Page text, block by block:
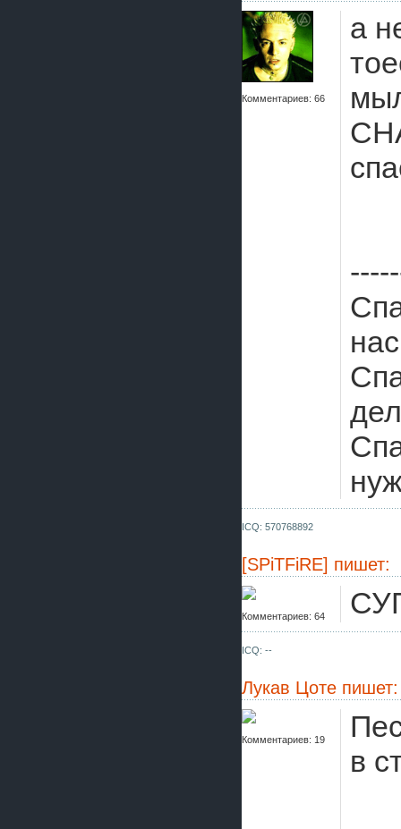
Комментариев: 66
а
ICQ: 570768892
[SPiTFiRE] пишет:
Комментариев: 64
ICQ: --
Лукав Цоте пишет:
Комментариев: 19
в